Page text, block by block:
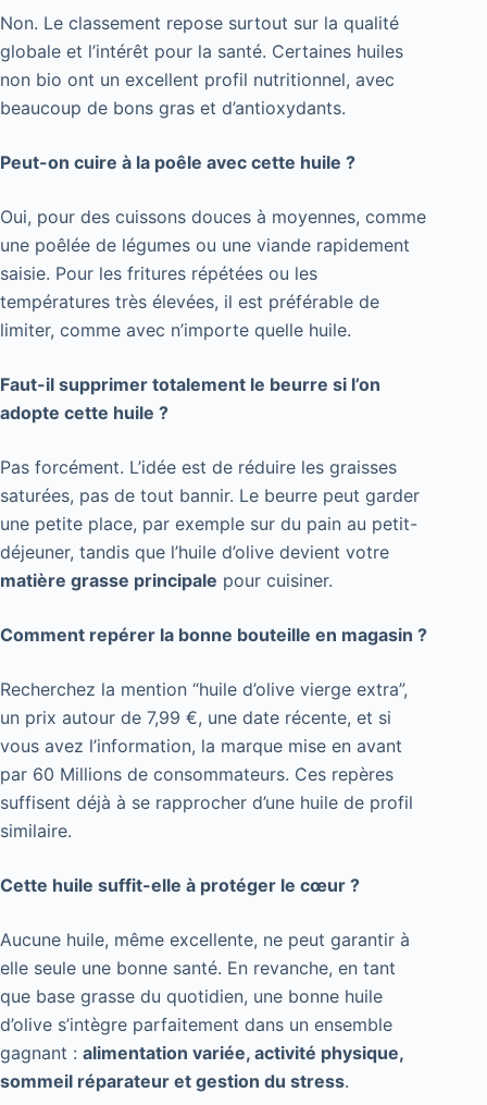
Non. Le classement repose surtout sur la qualité
globale et l’intérêt pour la santé. Certaines huiles
non bio ont un excellent profil nutritionnel, avec
beaucoup de bons gras et d’antioxydants.
Peut-on cuire à la poêle avec cette huile ?
Oui, pour des cuissons douces à moyennes, comme
une poêlée de légumes ou une viande rapidement
saisie. Pour les fritures répétées ou les
températures très élevées, il est préférable de
limiter, comme avec n’importe quelle huile.
Faut-il supprimer totalement le beurre si l’on
adopte cette huile ?
Pas forcément. L’idée est de réduire les graisses
saturées, pas de tout bannir. Le beurre peut garder
une petite place, par exemple sur du pain au petit-
déjeuner, tandis que l’huile d’olive devient votre
matière grasse principale pour cuisiner.
Comment repérer la bonne bouteille en magasin ?
Recherchez la mention “huile d’olive vierge extra”,
un prix autour de 7,99 €, une date récente, et si
vous avez l’information, la marque mise en avant
par 60 Millions de consommateurs. Ces repères
suffisent déjà à se rapprocher d’une huile de profil
similaire.
Cette huile suffit-elle à protéger le cœur ?
Aucune huile, même excellente, ne peut garantir à
elle seule une bonne santé. En revanche, en tant
que base grasse du quotidien, une bonne huile
d’olive s’intègre parfaitement dans un ensemble
gagnant : alimentation variée, activité physique,
sommeil réparateur et gestion du stress.